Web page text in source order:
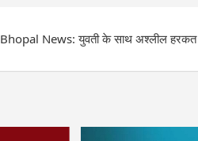
Bhopal News: युवती के साथ अश्लील हरकत